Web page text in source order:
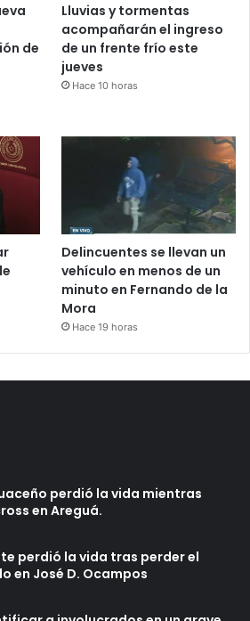
de
Lluvias y tormentas
acompañarán el ingreso
de un frente frío este
jueves
Hace 10 horas
Delincuentes se llevan un
vehículo en menos de un
minuto en Fernando de la
Mora
Hace 19 horas
perdió la vida mientras
en Areguá.
perdió la vida tras perder el
en José D. Ocampos